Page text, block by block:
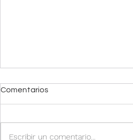
Comentarios
Escribir un comentario...